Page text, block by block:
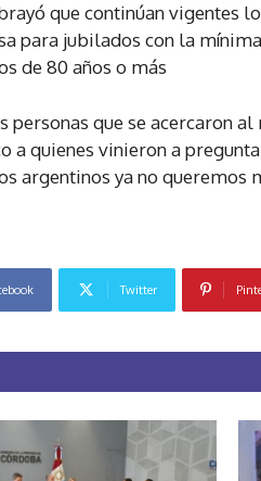
que continúan vigentes
para jubilados con la
de 80 años o más
personas que se acercaron
a quienes vinieron a
argentinos ya no queremos
Twitter